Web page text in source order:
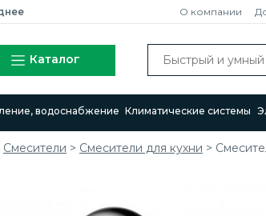
О компании
Каталог
водоснабжение Климатические системы
Смесители > Cмесители для кухни >